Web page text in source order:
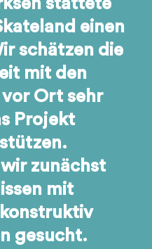
einen
schätzen die
mit den
Ort sehr
Projekt
zunächst
mit
gesucht.